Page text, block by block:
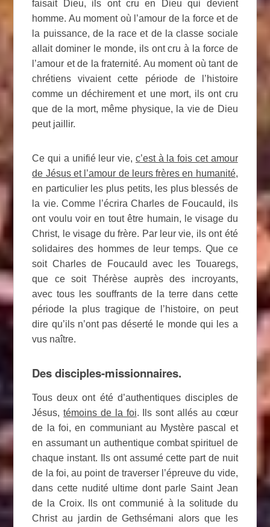
faisait Dieu, ils ont cru en Dieu qui devient
homme. Au moment où l’amour de la force et de
la puissance, de la race et de la classe sociale
allait dominer le monde, ils ont cru à la force de
l’amour et de la fraternité. Au moment où tant de
chrétiens vivaient cette période de l’histoire
comme un déchirement et une mort, ils ont cru
que de la mort, même physique, la vie de Dieu
peut jaillir.
Ce qui a unifié leur vie, c’est à la fois cet amour
de Jésus et l’amour de leurs frères en humanité,
en particulier les plus petits, les plus blessés de
la vie. Comme l’écrira Charles de Foucauld, ils
ont voulu voir en tout être humain, le visage du
Christ, le visage du frère. Par leur vie, ils ont été
solidaires des hommes de leur temps. Que ce
soit Charles de Foucauld avec les Touaregs,
que ce soit Thérèse auprès des incroyants,
avec tous les souffrants de la terre dans cette
période la plus tragique de l’histoire, on peut
dire qu’ils n’ont pas déserté le monde qui les a
vus naître.
Des disciples-missionnaires.
Tous deux ont été d’authentiques disciples de
Jésus,témoins de la foi. Ils sont allés au cœur
de la foi, en communiant au Mystère pascal et
en assumant un authentique combat spirituel de
chaque instant. Ils ont assumé cette part de nuit
de la foi, au point de traverser l’épreuve du vide,
dans cette nudité ultime dont parle Saint Jean
de la Croix. Ils ont communié à la solitude du
Christ au jardin de Gethsémani alors que les